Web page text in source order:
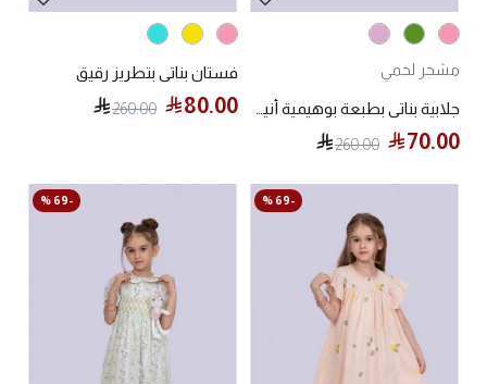
مشجر لحمي
70.00
260.00
فستان بناتي بتطريز رقيق
80.00
260.00
-69 %
-69 %